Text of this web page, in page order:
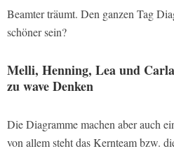
Beamter träumt. Den ganzen Tag
schöner sein?
Melli, Henning, Lea und
zu wave Denken
Die Diagramme machen aber auch
von allem steht das Kernteam bzw.